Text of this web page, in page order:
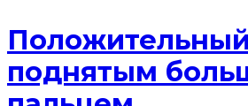
поднятым